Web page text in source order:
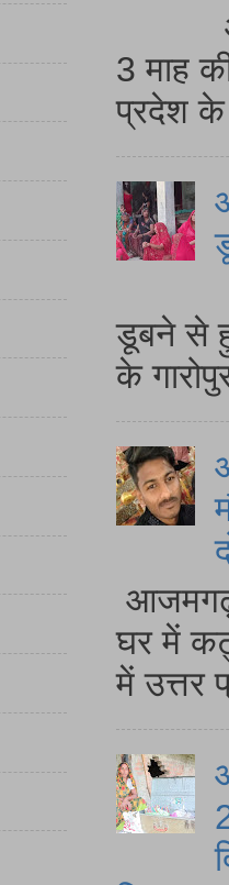
3 माह
प्रदेश
डूबने से
के
घर में
में